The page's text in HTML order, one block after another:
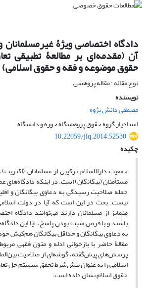
دادگاه اختصاصی ویژۀ
آن (مقدمه‌ای بر مطالعۀ تطبیقی
حقوق موضوعه و فقه و حقوق اسلامی)
نوع مقاله : مقاله پژوهشی
نویسنده
مصطفی دانش پژوه
استادیار گروه حقوق پژوهشگاه حوزه و دانشگاه
10.22059/jlq.2014.52530
چکیده
جمعیت دارالاسلام ترکیبی از مسلمانان
مستأمنان (بیگانگان) است. در اینکه دادگاه‌های
جمله صلاحیت رسیدگی به دعاوی بیگانگان و
نیست. بحث در این است که آیا در دولت
متمایز از مسلمانان دارند می‌توانند دادگاه
باشند و با فرض مثبت بودن پاسخ، آیا این
به دعاوی بیگانگان و حداقل بیگانگان هم‌کیش
مقالۀ حاضر با بازخوانی ادله و متون فقهی
پرسش‌های پیش‌گفته، گوشه‌ای از صلاحیت
اسلامی را به عنوان پیش‌شرط تحقق سیستم حل
حقوق اسلام نشان داده است.